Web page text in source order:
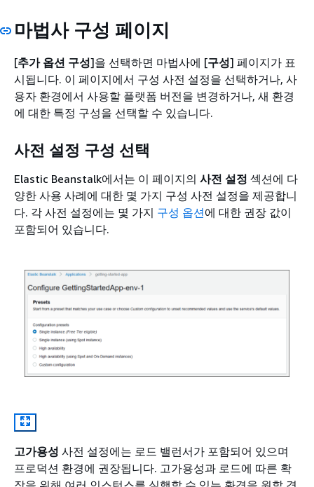
마법사 구성 페이지
[추가 옵션 구성]을 선택하면 마법사에 [구성] 페이지가 표
시됩니다. 이 페이지에서 구성 사전 설정을 선택하거나, 사
용자 환경에서 사용할 플랫폼 버전을 변경하거나, 새 환경
에 대한 특정 구성을 선택할 수 있습니다.
사전 설정 구성 선택
Elastic Beanstalk에서는 이 페이지의 사전 설정 섹션에 다
양한 사용 사례에 대한 몇 가지 구성 사전 설정을 제공합니
다. 각 사전 설정에는 몇 가지 구성 옵션에 대한 권장 값이
포함되어 있습니다.
고가용성 사전 설정에는 로드 밸런서가 포함되어 있으며
프로덕션 환경에 권장됩니다. 고가용성과 로드에 따른 확